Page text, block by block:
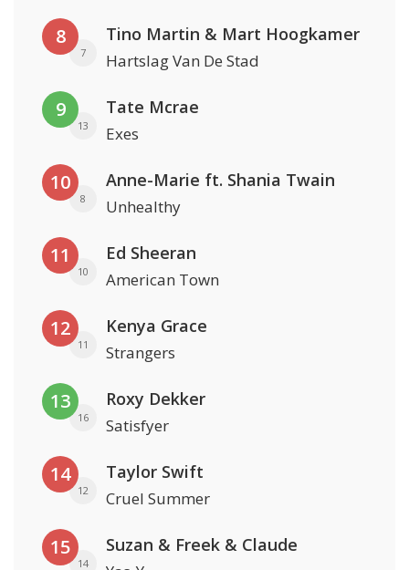
8
7
Tino Martin & Mart Hoogkamer
Hartslag Van De Stad
9
13
Tate Mcrae
Exes
10
8
Anne-Marie ft. Shania Twain
Unhealthy
11
10
Ed Sheeran
American Town
12
11
Kenya Grace
Strangers
13
16
Roxy Dekker
Satisfyer
14
12
Taylor Swift
Cruel Summer
15
14
Suzan & Freek & Claude